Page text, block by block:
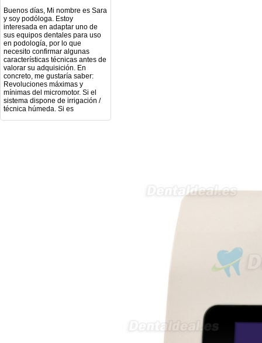
y soy podóloga. Estoy
interesada en adaptar uno de
sus equipos dentales para uso
en podología, por lo que
necesito confirmar algunas
características técnicas antes de
valorar su adquisición. En
concreto, me gustaría saber:
Revoluciones máximas y
mínimas del micromotor. Si el
sistema dispone de irrigación /
técnica húmeda. Si es
compatible con mango recto